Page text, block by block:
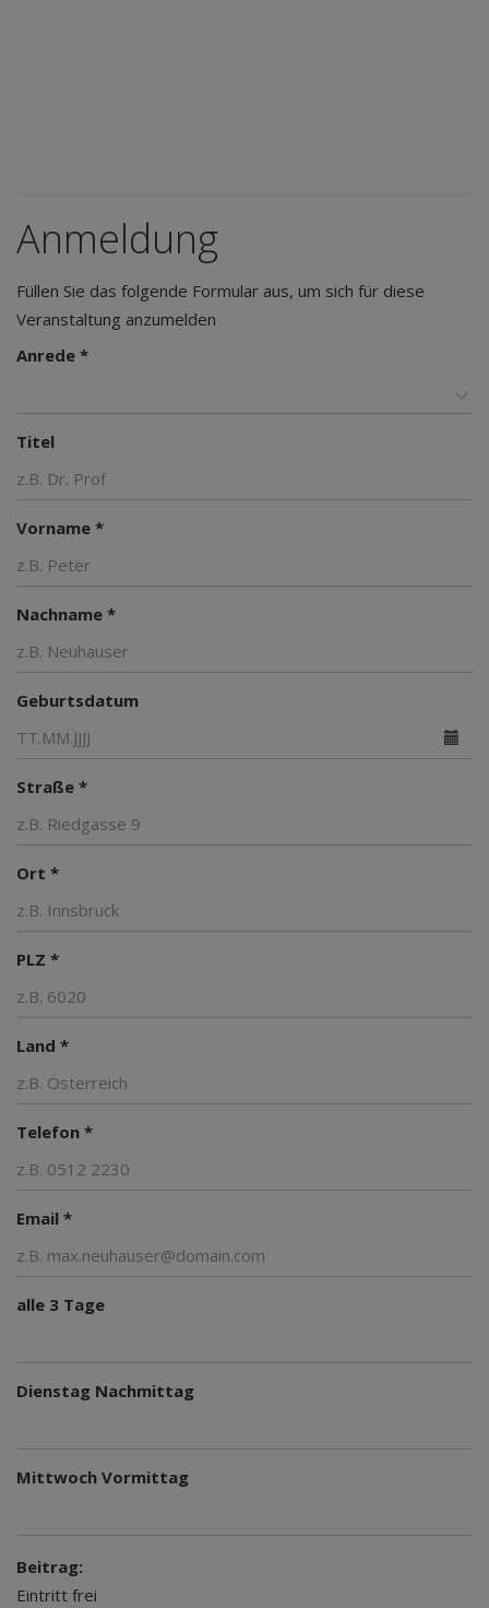
Anmeldung
Füllen Sie das folgende Formular aus, um sich für diese
Veranstaltung anzumelden
Anrede *
Titel
Vorname *
Nachname *
Geburtsdatum
Straße *
Ort *
PLZ *
Land *
Telefon *
Email *
alle 3 Tage
Dienstag Nachmittag
Mittwoch Vormittag
Beitrag:
Eintritt frei